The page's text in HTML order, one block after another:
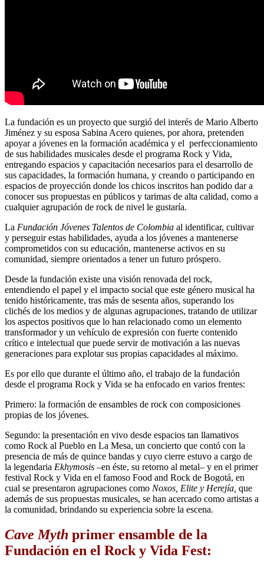
La fundación es un proyecto que surgió del interés de Mario Alberto
Jiménez y su esposa Sabina Acero quienes, por ahora, pretenden
apoyar a jóvenes en la formación académica y el perfeccionamiento
de sus habilidades musicales desde el programa Rock y Vida,
entregando espacios y capacitación necesarios para el desarrollo de
sus capacidades, la formación humana, y creando o participando en
espacios de proyección donde los chicos inscritos han podido dar a
conocer sus propuestas en públicos y tarimas de alta calidad, como a
cualquier agrupación de rock de nivel le gustaría.
La Fundación Jóvenes Talentos de Colombia al identificar, cultivar
y perseguir estas habilidades, ayuda a los jóvenes a mantenerse
comprometidos con su educación, mantenerse activos en su
comunidad, siempre orientados a tener un futuro próspero.
Desde la fundación existe una visión renovada del rock,
entendiendo el papel y el impacto social que este género musical ha
tenido históricamente, tras más de sesenta años, superando los
clichés de los medios y de algunas agrupaciones, tratando de utilizar
los aspectos positivos que lo han relacionado como un elemento
transformador y un vehículo de expresión con fuerte contenido
crítico e intelectual que puede servir de motivación a las nuevas
generaciones para explotar sus propias capacidades al máximo.
Es por ello que durante el último año, el trabajo de la fundación
desde el programa Rock y Vida se ha enfocado en varios frentes:
Primero: la formación de ensambles de rock con composiciones
propias de los jóvenes.
Segundo: la presentación en vivo desde espacios tan llamativos
como Rock al Pueblo en La Mesa, un concierto que contó con la
presencia de más de quince bandas y cuyo cierre estuvo a cargo de
la legendaria Ekhymosis –en éste, su retorno al metal– y en el primer
festival Rock y Vida en el famoso Food and Rock de Bogotá, en
cual se presentaron agrupaciones como Noxos, Elite y Herejía, que
además de sus propuestas musicales, se han acercado como artistas a
la comunidad, brindando su experiencia sobre la escena.
Cave Myth primer ensamble de la
Fundación en el Rock y Vida Fest: